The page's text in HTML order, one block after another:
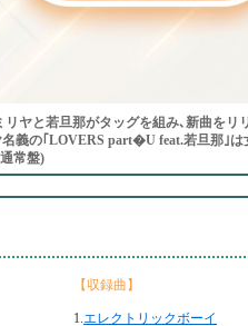
ヤと若旦那がタッグを組み､新曲をリ
名義の｢LOVERS part�U feat.若旦那｣
常盤)
【収録曲】
1.エレクトリックボーイ